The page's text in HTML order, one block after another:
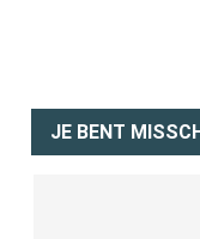
JE BENT